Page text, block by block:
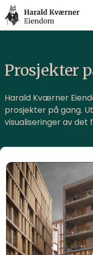
Prosjekter
Harald Kværner
prosjekter på gang.
visualiseringer av det